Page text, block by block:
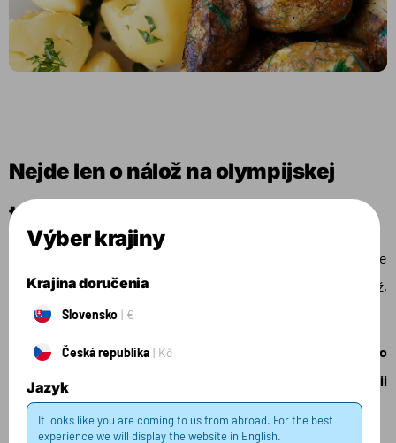
Nejde len o nálož na olympijskej
tyčke
Glykemický index však nevyjadruje, aká vysoká a dlhá bude
glykémia po konzumácii jedla. Preto je tu glykemická nálož,
ktorá lepšie a reálnejšie vyjadruje vplyv jedla na glykémiu.
Glykemická nálož vyjadruje ako rýchlo a aké veľké množstvo
sacharidov dostaneme do tela po jednej porcii
sacharidového jedla.
Výber krajiny
Krajina doručenia
Slovensko €
Česká republika Kč
Jazyk
It looks like you are coming to us from abroad. For the best
experience we will display the website in English.